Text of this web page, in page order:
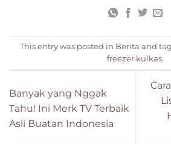
This entry was posted in Berita and
freezer kulkas.
Banyak yang Nggak
Tahu! Ini Merk TV Terbaik
Asli Buatan Indonesia